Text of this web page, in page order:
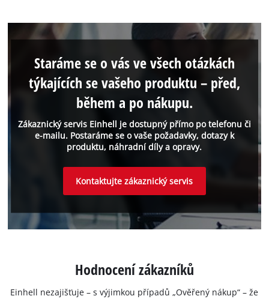
Zákaznický servis Einhell je dostupný přímo po telefonu či
e-mailu. Postaráme se o vaše požadavky, dotazy k
produktu, náhradní díly a opravy.
Staráme se o vás ve všech otázkách
týkajících se vašeho produktu – před,
během a po nákupu.
Kontaktujte zákaznický servis
Hodnocení zákazníků
Einhell nezajišťuje – s výjimkou případů „Ověřený nákup“ – že